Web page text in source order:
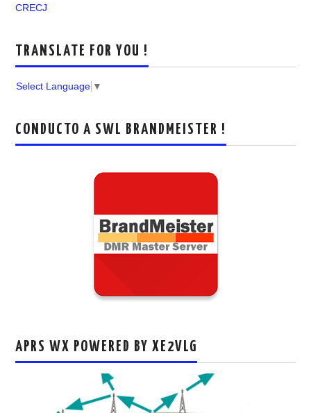
CRECJ
TRANSLATE FOR YOU !
Select Language ▼
CONDUCTO A SWL BRANDMEISTER !
APRS WX POWERED BY XE2VLG